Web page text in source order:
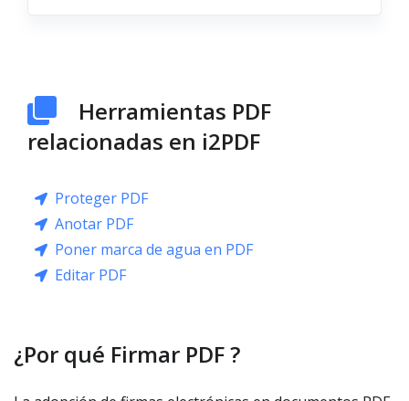
Herramientas PDF
relacionadas en i2PDF
Proteger PDF
Anotar PDF
Poner marca de agua en PDF
Editar PDF
¿Por qué Firmar PDF ?